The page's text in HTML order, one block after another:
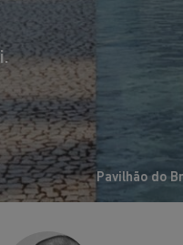
Pavilhão do
Francis Keré
Faso, consagrado
como agente de
social.